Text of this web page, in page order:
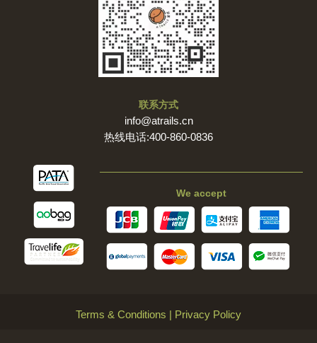
联系方式
info@atrails.cn
热线电话:400-860-0836
We accept
Terms & Conditions | Privacy Policy